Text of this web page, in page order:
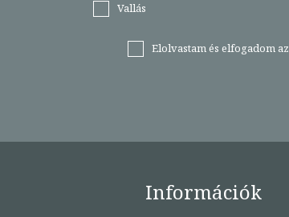
Vallás
Elolvastam és elfogadom az
Információk